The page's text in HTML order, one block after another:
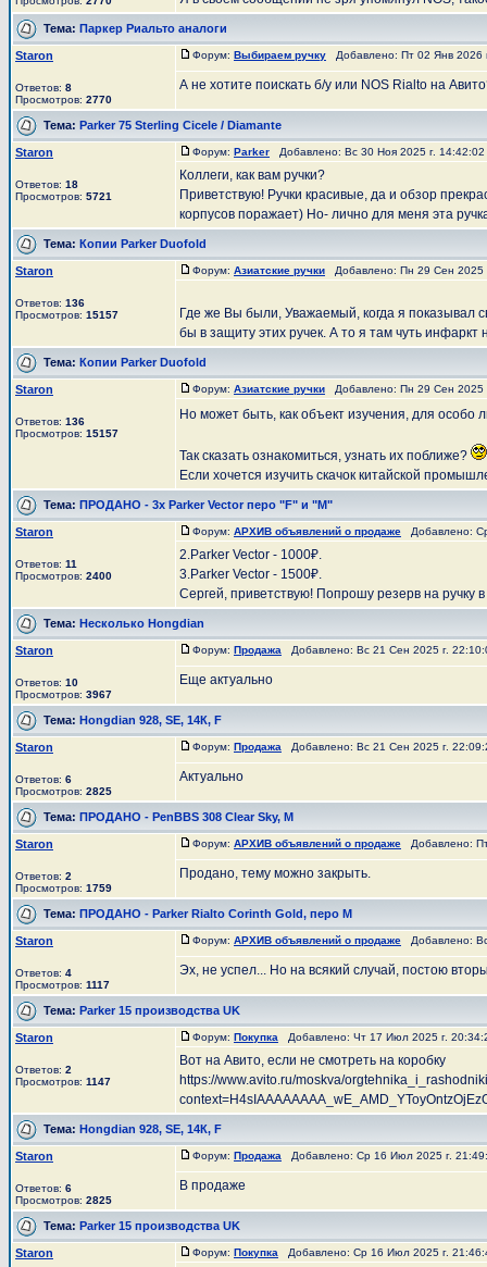
Тема: Паркер Риальто аналоги
Staron
Ответов: 8
Просмотров: 2770
Форум: Выбираем ручку Добавлено: Пт 02 Янв
А не хотите поискать б/у или NOS Rialto на
Тема: Parker 75 Sterling Cicele / Diamante
Staron
Ответов: 18
Просмотров: 5721
Форум: Parker Добавлено: Вс 30 Ноя 2025 г.
Коллеги, как вам ручки?
Приветствую! Ручки красивые, да и обзор
корпусов поражает) Но- лично для меня эта
Тема: Копии Parker Duofold
Staron
Ответов: 136
Просмотров: 15157
Форум: Азиатские ручки Добавлено: Пн 29 Сен
Где же Вы были, Уважаемый, когда я показывал
бы в защиту этих ручек. А то я там чуть инфаркт
Тема: Копии Parker Duofold
Staron
Ответов: 136
Просмотров: 15157
Форум: Азиатские ручки Добавлено: Пн 29 Сен
Но может быть, как объект изучения, для
Так сказать ознакомиться, узнать их поближе?
Если хочется изучить скачок китайской
Тема: ПРОДАНО - 3х Parker Vector перо "F" и "M"
Staron
Ответов: 11
Просмотров: 2400
Форум: АРХИВ объявлений о продаже Добавлено:
2.Parker Vector - 1000₽.
3.Parker Vector - 1500₽.
Сергей, приветствую! Попрошу резерв на ручку
Тема: Несколько Hongdian
Staron
Ответов: 10
Просмотров: 3967
Форум: Продажа Добавлено: Вс 21 Сен 2025 г.
Еще актуально
Тема: Hongdian 928, SE, 14К, F
Staron
Ответов: 6
Просмотров: 2825
Форум: Продажа Добавлено: Вс 21 Сен 2025 г.
Актуально
Тема: ПРОДАНО - PenBBS 308 Clear Sky, M
Staron
Ответов: 2
Просмотров: 1759
Форум: АРХИВ объявлений о продаже Добавлено:
Продано, тему можно закрыть.
Тема: ПРОДАНО - Parker Rialto Corinth Gold, перо М
Staron
Ответов: 4
Просмотров: 1117
Форум: АРХИВ объявлений о продаже Добавлено:
Эх, не успел... Но на всякий случай, постою
Тема: Parker 15 производства UK
Staron
Ответов: 2
Просмотров: 1147
Форум: Покупка Добавлено: Чт 17 Июл 2025 г.
Вот на Авито, если не смотреть на коробку
https://www.avito.ru/moskva/
Тема: Hongdian 928, SE, 14К, F
Staron
Ответов: 6
Просмотров: 2825
Форум: Продажа Добавлено: Ср 16 Июл 2025 г.
В продаже
Тема: Parker 15 производства UK
Staron Форум: Покупка Добавлено: Ср 16 Июл 2025 г.